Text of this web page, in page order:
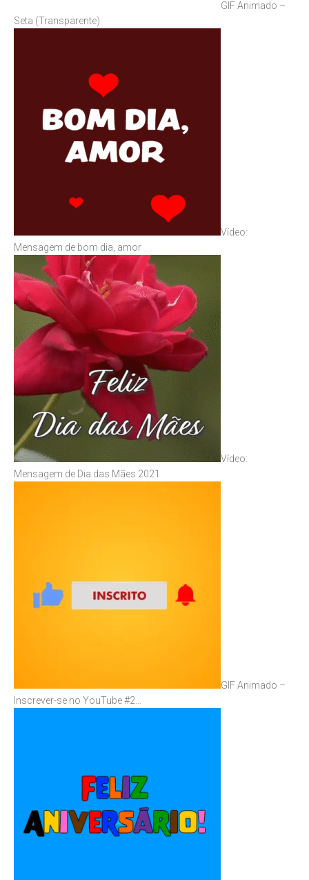
GIF Animado –
Seta (Transparente)
Vídeo:
Mensagem de bom dia, amor
Vídeo:
Mensagem de Dia das Mães 2021
GIF Animado –
Inscrever-se no YouTube #2…